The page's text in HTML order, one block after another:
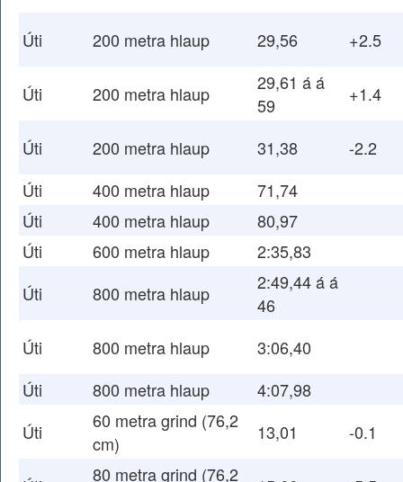
Úti 200 metra hlaup 29,56 +2.5
Úti 200 metra hlaup
29,61 á á
59
+1.4
Úti 200 metra hlaup 31,38
-2.2
Úti
400 metra hlaup
71,74
Úti
400 metra hlaup
80,97
Úti
600 metra hlaup
2:35,83
Úti
800 metra hlaup
2:49,44 á á
46
Úti
800 metra hlaup
3:06,40
Úti
800 metra hlaup
4:07,98
Úti
60 metra grind (76,2
cm)
13,01 -0.1
80 metra grind (76,2